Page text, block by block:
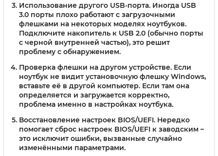
Использование другого USB-порта. Иногда USB
3.0 порты плохо работают с загрузочными
флешками на некоторых моделях ноутбуков.
Подключите накопитель к USB 2.0 (обычно порты
с черной внутренней частью), это решит
проблему с обнаружением.
Проверка флешки на другом устройстве. Если
ноутбук не видит установочную флешку Windows,
вставьте её в другой компьютер. Если там она
определяется и загружается корректно,
проблема именно в настройках ноутбука.
Восстановление настроек BIOS/UEFI. Нередко
помогает сброс настроек BIOS/UEFI к заводским –
это исключит ошибки, вызванные случайно
изменёнными параметрами.